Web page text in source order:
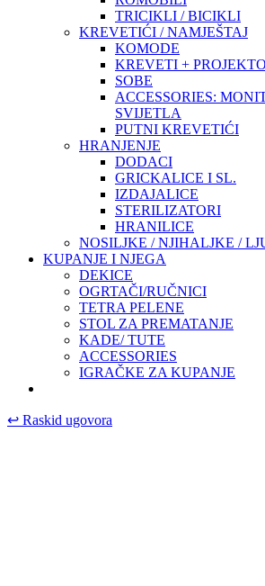
TRICIKLI / BICIKLI
KREVETIĆI / NAMJEŠTAJ
KOMODE
KREVETI +
SOBE
ACCESSORIES:
SVIJETLA
PUTNI KREVETIĆI
HRANJENJE
DODACI
GRICKALICE I SL.
IZDAJALICE
STERILIZATORI
HRANILICE
NOSILJKE / NJIHALJKE /
KUPANJE I NJEGA
DEKICE
OGRTAČI/RUČNICI
TETRA PELENE
STOL ZA PREMATANJE
KADE/ TUTE
ACCESSORIES
IGRAČKE ZA KUPANJE
↩ Raskid ugovora